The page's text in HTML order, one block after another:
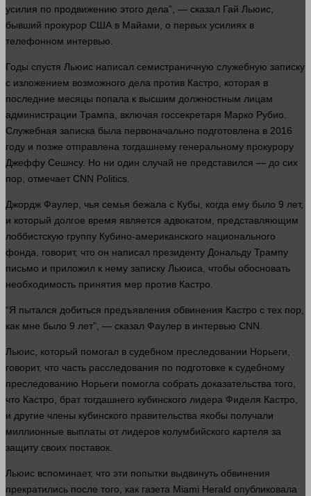
усилия по продвижению этого дела”, — сказал Гай Льюис,
бывший прокурор США в Майами, о первых усилиях в
телефонном интервью.
Годы спустя Льюис написал семистраничную служебную записку
с изложением возможного дела против Кастро, которая в
последние месяцы попала к высшим должностным лицам
администрации Трампа, включая госсекретаря Марко Рубио.
Служебная записка была первоначально подготовлена в 2016
году и позже отправлена тогдашнему генеральному прокурору
Джеффу Сешнсу. Но ни один случай не представился — до сих
пор, отмечает CNN Politics.
Джордж Фаулер, чья семья бежала с Кубы, когда ему было 9 лет,
и который долгое время является адвокатом, представляющим
лоббистскую группу Кубино-американского национального
фонда, говорит, что он написал президенту Дональду Трампу
письмо и приложил к нему записку Льюиса, чтобы обосновать
необходимость принятия мер против Кастро.
“Я пытался добиться предъявления обвинения Кастро с тех пор,
как мне было 9 лет”, — сказал Фаулер в интервью CNN.
Льюис, который помогал в судебном преследовании Норьеги,
говорит, что часть расследования по подготовке к судебному
преследованию Норьеги помогла собрать доказательства того,
что Кастро, брат тогдашнего кубинского лидера Фиделя Кастро,
и другие члены кубинского правительства якобы получали
миллионные выплаты от лидеров колумбийского картеля за
защиту своих поставок.
Льюис вспоминает, что эти попытки выдвинуть обвинения
прекратились после того, как газета Miami Herald опубликовала